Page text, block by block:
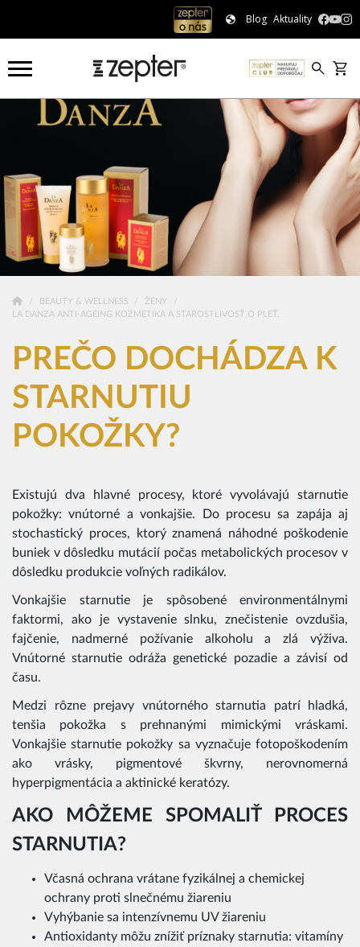
Blog Aktuality
BEAUTY & WELLNESS
ŽENY
LA DANZA ANTI-AGEING KOZMETIKA A STAROSTLIVOSŤ O PLEŤ.
PREČO DOCHÁDZA K
STARNUTIU
POKOŽKY?
Existujú dva hlavné procesy, ktoré vyvolávajú starnutie
pokožky: vnútorné a vonkajšie. Do procesu sa zapája aj
stochastický proces, ktorý znamená náhodné poškodenie
buniek v dôsledku mutácií počas metabolických procesov v
dôsledku produkcie voľných radikálov.
Vonkajšie starnutie je spôsobené environmentálnymi
faktormi, ako je vystavenie slnku, znečistenie ovzdušia,
fajčenie, nadmerné požívanie alkoholu a zlá výživa.
Vnútorné starnutie odráža genetické pozadie a závisí od
času.
Medzi rôzne prejavy vnútorného starnutia patrí hladká,
tenšia pokožka s prehnanými mimickými vráskami.
Vonkajšie starnutie pokožky sa vyznačuje fotopoškodením
ako vrásky, pigmentové škvrny, nerovnomerná
hyperpigmentácia a aktinické keratózy.
AKO MÔŽEME SPOMALIŤ PROCES
STARNUTIA?
Včasná ochrana vrátane fyzikálnej a chemickej
ochrany proti slnečnému žiareniu
Vyhýbanie sa intenzívnemu UV žiareniu
Antioxidanty môžu znížiť príznaky starnutia: vitamíny